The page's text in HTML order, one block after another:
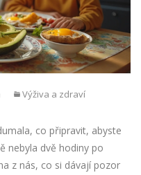
Výživa a zdraví
co připravit, abyste
nebyla dvě hodiny po
z nás, co si dávají pozor